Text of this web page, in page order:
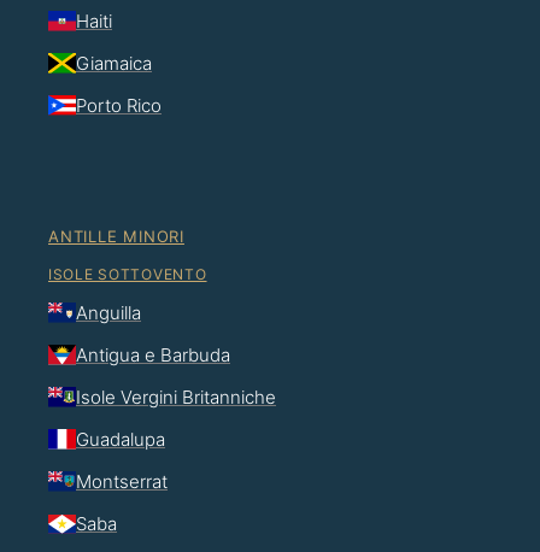
Haiti
Giamaica
Porto Rico
ANTILLE MINORI
ISOLE SOTTOVENTO
Anguilla
Antigua e Barbuda
Isole Vergini Britanniche
Guadalupa
Montserrat
Saba